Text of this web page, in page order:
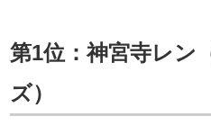
第1位：神宮寺レン
ズ）